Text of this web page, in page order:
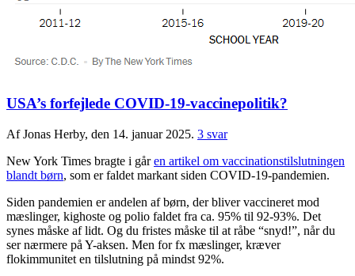
USA’s forfejlede COVID-19-vaccinepolitik?
Af Jonas Herby, den 14. januar 2025. 3 svar
New York Times bragte i gåren artikel om vaccinationstilslutningen
blandt børn, som er faldet markant siden COVID-19-pandemien.
Siden pandemien er andelen af børn, der bliver vaccineret mod
mæslinger, kighoste og polio faldet fra ca. 95% til 92-93%. Det
synes måske af lidt. Og du fristes måske til at råbe “snyd!”, når du
ser nærmere på Y-aksen. Men for fx mæslinger, kræver
flokimmunitet en tilslutning på mindst 92%.